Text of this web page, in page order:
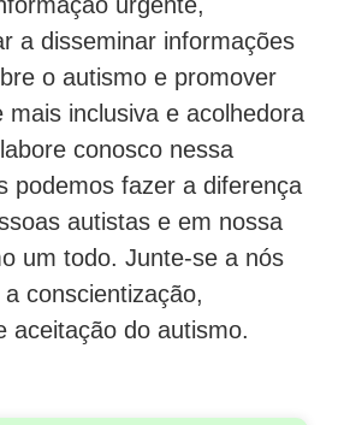
a disseminar informações
o autismo e promover
mais inclusiva e acolhedora
conosco nessa
podemos fazer a diferença
autistas e em nossa
um todo. Junte-se a nós
conscientização,
aceitação do autismo.